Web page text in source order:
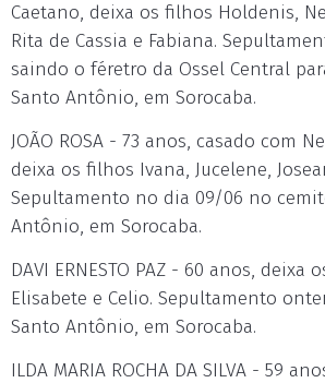
Caetano, deixa os filhos Holdenis,
Rita de Cassia e Fabiana.
saindo o féretro da Ossel Central
Santo Antônio, em Sorocaba.
JOÃO ROSA - 73 anos, casado com
deixa os filhos Ivana, Jucelene,
Sepultamento no dia 09/06 no
Antônio, em Sorocaba.
DAVI ERNESTO PAZ - 60 anos, deixa
Elisabete e Celio. Sepultamento
Santo Antônio, em Sorocaba.
ILDA MARIA ROCHA DA SILVA - 59